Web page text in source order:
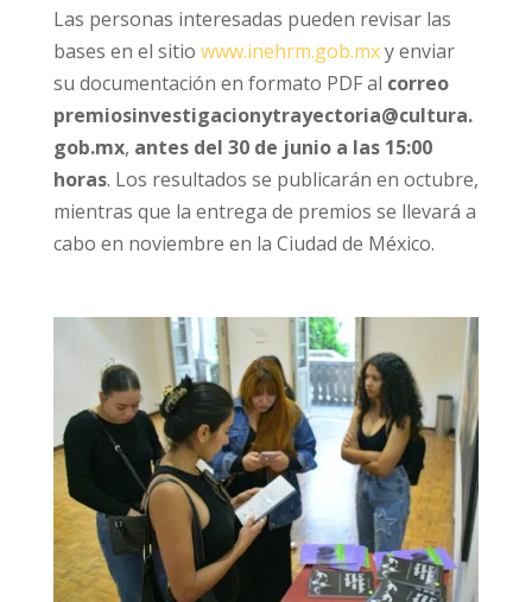
Las personas interesadas pueden revisar las
bases en el sitio www.inehrm.gob.mxy enviar
su documentación en formato PDF al correo
premiosinvestigacionytrayectoria@cultura.
gob.mx, antes del 30 de junio a las 15:00
horas. Los resultados se publicarán en octubre,
mientras que la entrega de premios se llevará a
cabo en noviembre en la Ciudad de México.